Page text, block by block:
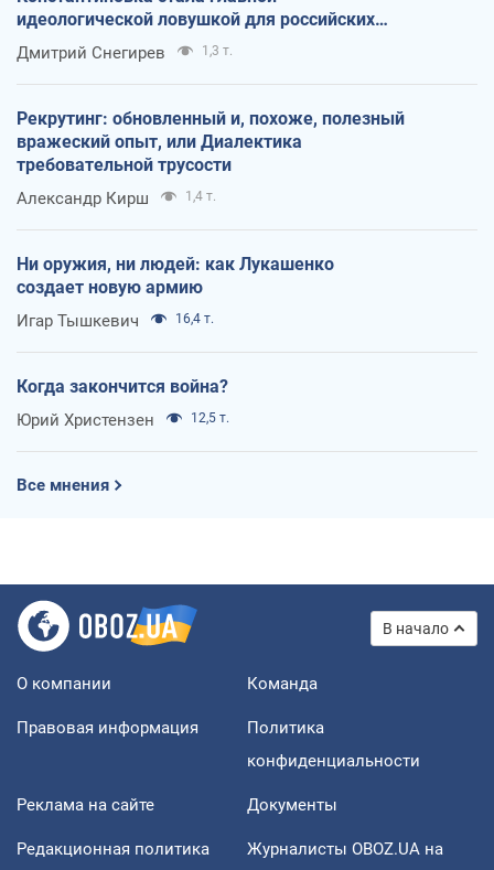
идеологической ловушкой для российских
оккупантов
Дмитрий Снегирев 1,3 т.
Рекрутинг: обновленный и, похоже, полезный
вражеский опыт, или Диалектика
требовательной трусости
Александр Кирш 1,4 т.
Ни оружия, ни людей: как Лукашенко
создает новую армию
Игар Тышкевич 16,4 т.
Когда закончится война?
Юрий Христензен 12,5 т.
Все мнения
В начало
О компании Команда
Правовая информация
Политика
конфиденциальности
Реклама на сайте Документы
Редакционная политика
Журналисты OBOZ.UA на